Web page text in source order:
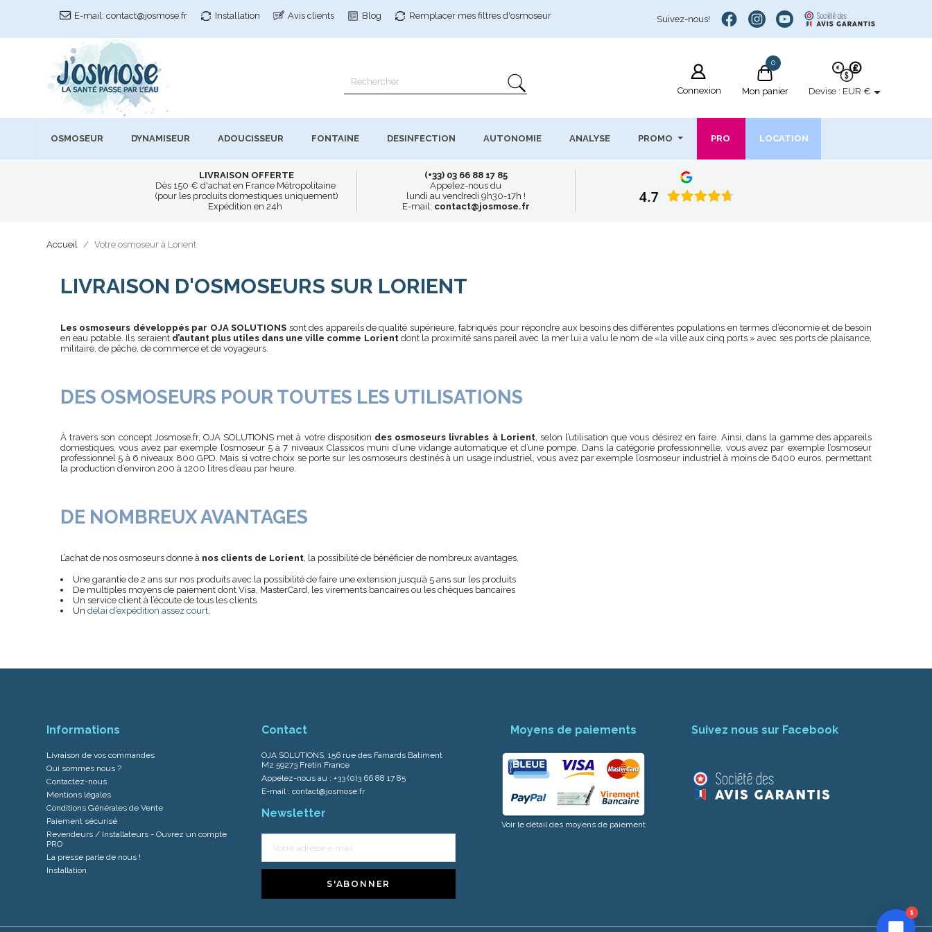
E-mail: contact@josmose.fr Installation Avis clients Blog Remplacer mes filtres d'osmoseur Suivez-nous!
Connexion Mon panier
0
Devise : EUR €
OSMOSEUR DYNAMISEUR ADOUCISSEUR FONTAINE DESINFECTION AUTONOMIE ANALYSE PROMO PRO LOCATION
LIVRAISON OFFERTE
Dès 150 € d'achat en France Métropolitaine
(pour les produits domestiques uniquement)
Expédition en 24h
(+33) 03 66 88 17 85
Appelez-nous du
lundi au vendredi 9h30-17h !
E-mail: contact@josmose.fr
Accueil Votre osmoseur à Lorient
LIVRAISON D'OSMOSEURS SUR LORIENT
Les osmoseurs développés par OJA SOLUTIONS sont des appareils de qualité supérieure, fabriqués pour répondre aux besoins des différentes populations en termes d’économie et de besoin
en eau potable. Ils seraient d’autant plus utiles dans une ville comme Lorientdont la proximité sans pareil avec la mer lui a valu le nom de «la ville aux cinq ports » avec ses ports de plaisance,
militaire, de pêche, de commerce et de voyageurs.
DES OSMOSEURS POUR TOUTES LES UTILISATIONS
À travers son concept Josmose.fr, OJA SOLUTIONS met à votre disposition des osmoseurs livrables à Lorient, selon l’utilisation que vous désirez en faire. Ainsi, dans la gamme des appareils
domestiques, vous avez par exemple l’osmoseur 5 à 7 niveaux Classicos muni d’une vidange automatique et d’une pompe. Dans la catégorie professionnelle, vous avez par exemple l’osmoseur
professionnel 5 à 6 niveaux 800 GPD. Mais si votre choix se porte sur les osmoseurs destinés à un usage industriel, vous avez par exemple l’osmoseur industriel à moins de 6400 euros, permettant
la production d’environ 200 à 1200 litres d’eau par heure.
DE NOMBREUX AVANTAGES
L’achat de nos osmoseurs donne à nos clients de Lorient, la possibilité de bénéficier de nombreux avantages.
Une garantie de 2 ans sur nos produits avec la possibilité de faire une extension jusqu’à 5 ans sur les produits
De multiples moyens de paiement dont Visa, MasterCard, les virements bancaires ou les chèques bancaires
Un service client à l’écoute de tous les clients
Un délai d’expédition assez court.
Informations
Livraison de vos commandes
Qui sommes nous ?
Contactez-nous
Mentions légales
Conditions Générales de Vente
Paiement sécurisé
Revendeurs / Installateurs - Ouvrez un compte
PRO
La presse parle de nous !
Installation
Contact
OJA SOLUTIONS, 156 rue des Famards Batiment
M2 59273 Fretin France
Appelez-nous au : +33 (0)3 66 88 17 85
E-mail : contact@josmose.fr
Newsletter
S'ABONNER
Moyens de paiements
Voir le détail des moyens de paiement
Suivez nous sur Facebook
1